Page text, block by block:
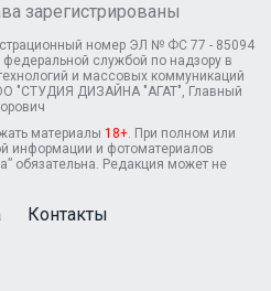
зарегистрированы
номер ЭЛ № ФС 77 - 85094
федеральной службой по надзору в
и массовых коммуникаций
"СТУДИЯ ДИЗАЙНА "АГАТ", Главный
материалы 18+. При полном или
информации и фотоматериалов
обязательна. Редакция может не
Контакты